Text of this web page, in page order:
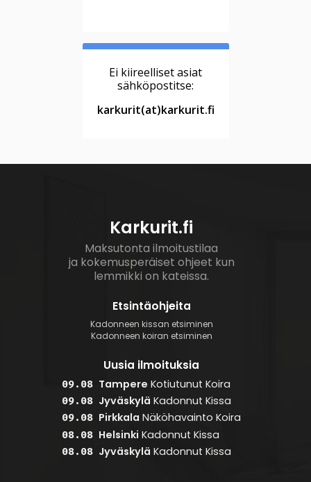
Ei kiireelliset asiat
sähköpostitse:
karkurit(at)karkurit.fi
Karkurit.fi
Maksutonta ilmoitustilaa
ja kokemusperäiset ohjeet kun
lemmikki on kateissa.
Etsintäohjeita
Kadonneen kissan etsiminen
Kadonneen koiran etsiminen
Uusia ilmoituksia
09.08 Tampere Kotiutunut Koira
09.08 Jyväskylä Kadonnut Kissa
09.08 Pirkkala Näköhavainto Koira
08.08 Helsinki Kadonnut Kissa
08.08 Jyväskylä Kadonnut Kissa